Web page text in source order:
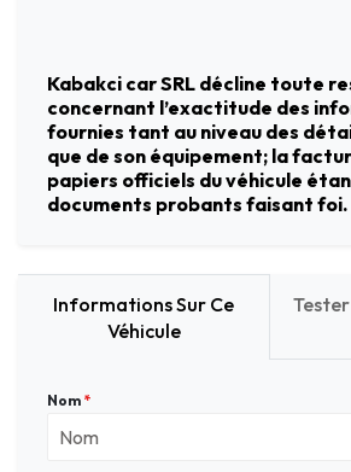
Kabakci car SRL décline toute
concernant l’exactitude des
fournies tant au niveau des
que de son équipement; la
papiers officiels du véhicule
documents probants faisant foi.
Informations Sur Ce
Véhicule
Nom *